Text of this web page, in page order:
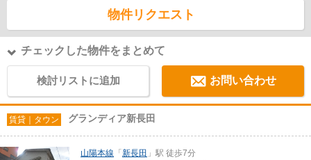
物件リクエスト
チェックした物件をまとめて
検討リストに追加 お問い合わせ
賃貸｜タウン グランディア新長田
山陽本線 「 新長田 」駅 徒歩7分